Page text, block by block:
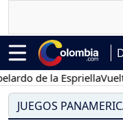
de la EspriellaVuelta a
JUEGOS